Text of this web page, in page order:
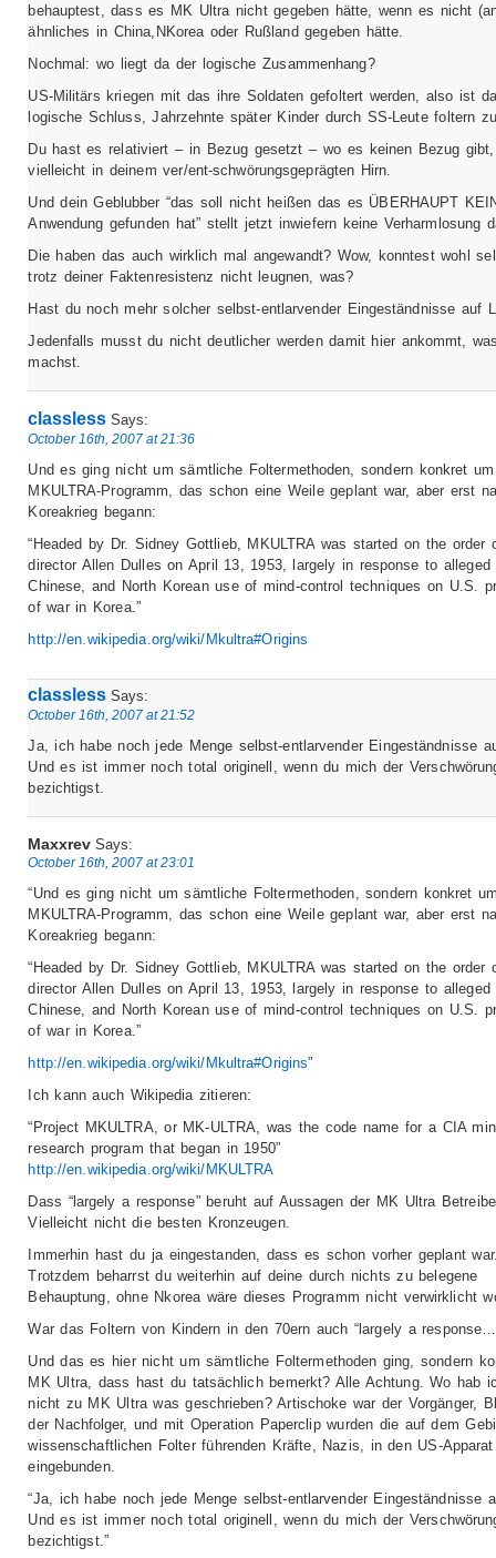
behauptest, dass es MK Ultra nicht gegeben hätte, wenn es nicht
ähnliches in China,NKorea oder Rußland gegeben hätte.
Nochmal: wo liegt da der logische Zusammenhang?
US-Militärs kriegen mit das ihre Soldaten gefoltert werden, also ist
logische Schluss, Jahrzehnte später Kinder durch SS-Leute foltern
Du hast es relativiert – in Bezug gesetzt – wo es keinen Bezug
vielleicht in deinem ver/ent-schwörungsgeprägten Hirn.
Und dein Geblubber “das soll nicht heißen das es ÜBERHAUPT
Anwendung gefunden hat” stellt jetzt inwiefern keine Verharmlosung
Die haben das auch wirklich mal angewandt? Wow, konntest wohl
trotz deiner Faktenresistenz nicht leugnen, was?
Hast du noch mehr solcher selbst-entlarvender Eingeständnisse auf
Jedenfalls musst du nicht deutlicher werden damit hier ankommt,
machst.
classless Says:
October 16th, 2007 at 21:36
Und es ging nicht um sämtliche Foltermethoden, sondern konkret
MKULTRA-Programm, das schon eine Weile geplant war, aber erst
Koreakrieg begann:
“Headed by Dr. Sidney Gottlieb, MKULTRA was started on the order
director Allen Dulles on April 13, 1953, largely in response to alleged
Chinese, and North Korean use of mind-control techniques on U.S.
of war in Korea.”
http://en.wikipedia.org/wiki/Mkultra#Origins
classless Says:
October 16th, 2007 at 21:52
Ja, ich habe noch jede Menge selbst-entlarvender Eingeständnisse
Und es ist immer noch total originell, wenn du mich der
bezichtigst.
Maxxrev Says:
October 16th, 2007 at 23:01
“Und es ging nicht um sämtliche Foltermethoden, sondern konkret
MKULTRA-Programm, das schon eine Weile geplant war, aber erst
Koreakrieg begann:
“Headed by Dr. Sidney Gottlieb, MKULTRA was started on the order
director Allen Dulles on April 13, 1953, largely in response to alleged
Chinese, and North Korean use of mind-control techniques on U.S.
of war in Korea.”
http://en.wikipedia.org/wiki/Mkultra#Origins”
Ich kann auch Wikipedia zitieren:
“Project MKULTRA, or MK-ULTRA, was the code name for a CIA
research program that began in 1950”
http://en.wikipedia.org/wiki/MKULTRA
Dass “largely a response” beruht auf Aussagen der MK Ultra
Vielleicht nicht die besten Kronzeugen.
Immerhin hast du ja eingestanden, dass es schon vorher geplant
Trotzdem beharrst du weiterhin auf deine durch nichts zu belegene
Behauptung, ohne Nkorea wäre dieses Programm nicht verwirklicht
War das Foltern von Kindern in den 70ern auch “largely a
Und das es hier nicht um sämtliche Foltermethoden ging, sondern
MK Ultra, dass hast du tatsächlich bemerkt? Alle Achtung. Wo hab
nicht zu MK Ultra was geschrieben? Artischoke war der Vorgänger,
der Nachfolger, und mit Operation Paperclip wurden die auf dem
wissenschaftlichen Folter führenden Kräfte, Nazis, in den US-Apparat
eingebunden.
“Ja, ich habe noch jede Menge selbst-entlarvender Eingeständnisse
Und es ist immer noch total originell, wenn du mich der
bezichtigst.”